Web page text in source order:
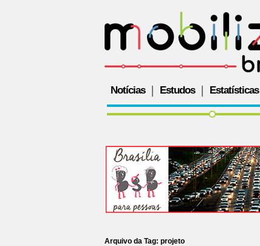
Notícias Estudos Estatísticas
Arquivo da Tag: projeto